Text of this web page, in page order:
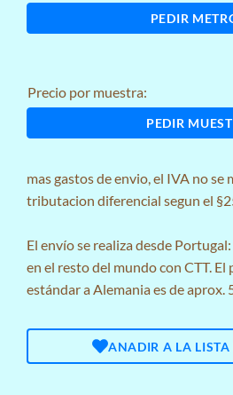
PEDIR
Precio por muestra:
PEDIR
masgastos de envio, el IVA no se
tributacion diferencial segun el
El envío se realiza desde
en el resto del mundo con CTT. El
estándar a Alemania es de aprox.
ANADIR A LA LISTA